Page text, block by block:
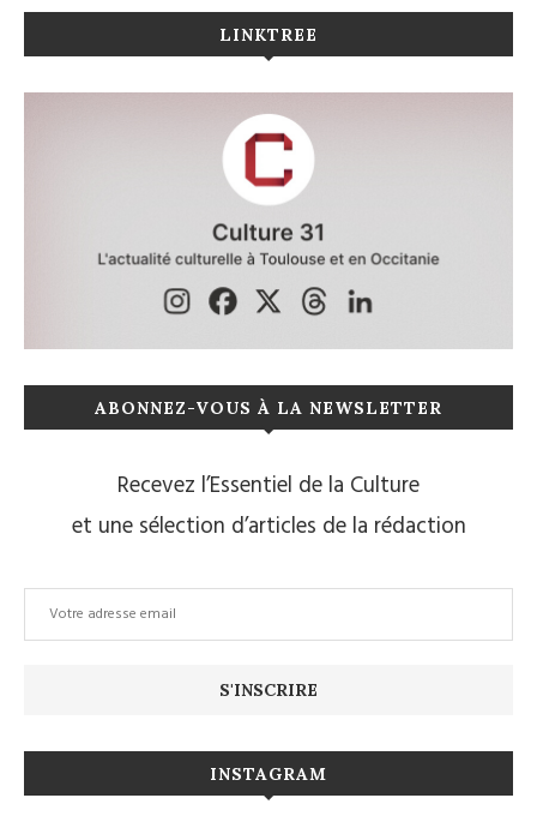
LINKTREE
ABONNEZ-VOUS À LA NEWSLETTER
Recevez l’Essentiel de la Culture
et une sélection d’articles de la rédaction
INSTAGRAM